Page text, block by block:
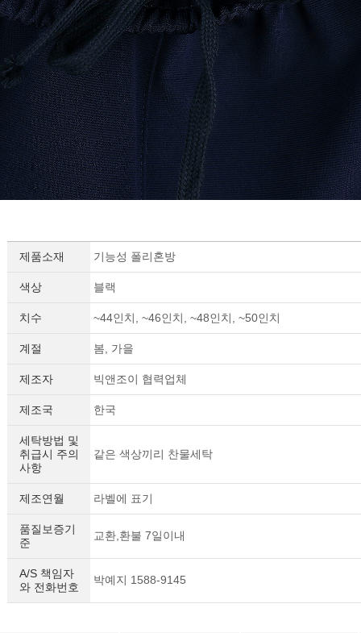
제품소재 기능성 폴리혼방
색상 블랙
치수 ~44인치, ~46인치, ~48인치, ~50인치
계절 봄, 가을
제조자 빅앤조이 협력업체
제조국 한국
세탁방법 및
취급시 주의
사항
같은 색상끼리 찬물세탁
제조연월 라벨에 표기
품질보증기
준
교환,환불 7일이내
A/S 책임자
와 전화번호
박예지 1588-9145